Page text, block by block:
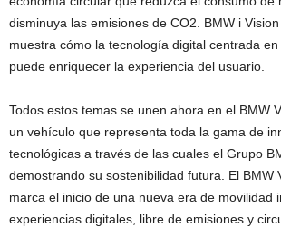
disminuya las emisiones de CO2. BMW i
muestra cómo la tecnología digital centrada
puede enriquecer la experiencia del usuario.
Todos estos temas se unen ahora en el BMW
un vehículo que representa toda la gama de
tecnológicas a través de las cuales el Grupo
demostrando su sostenibilidad futura. El BMW
marca el inicio de una nueva era de movilidad
experiencias digitales, libre de emisiones y